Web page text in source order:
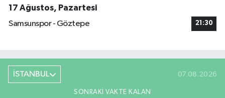
17 Ağustos, Pazartesi
Samsunspor - Göztepe
21:30
İSTANBUL 07.08.2026
SONRAKI VAKTE KALAN